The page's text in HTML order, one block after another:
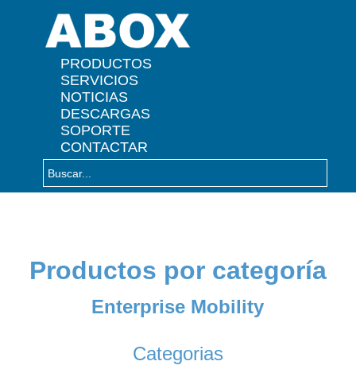
PRODUCTOS
SERVICIOS
NOTICIAS
DESCARGAS
SOPORTE
CONTACTAR
Productos por categoría
Enterprise Mobility
Categorias